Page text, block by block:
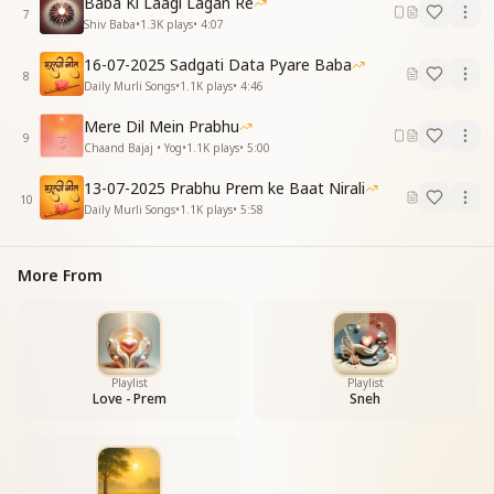
मेरे बाबा की मैं, लाडली
मुरली की सुनलई तान, भरगी झोली ज्ञान की
मुरली की सुनलई तान, भरगी झोली ज्ञान की
मेरे बाबा की मैं, लाडली
मेरे बाबा की मैं, लाडली
7
Shiv Baba•1.3K plays• 4:07
8
16-07-2025 Sadgati Data Pyare Baba
Daily Murli Songs•1.1K plays• 4:46
9
Mere Dil Mein Prabhu
Chaand Bajaj • Yog•1.1K plays• 5:00
10
13-07-2025 Prabhu Prem ke Baat Nirali
Daily Murli Songs•1.1K plays• 5:58
More From
Playlist
Love - Prem
Playlist
Sneh